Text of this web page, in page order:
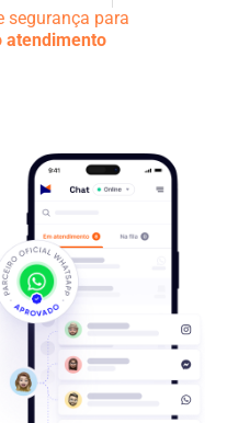
segurança para
atendimento